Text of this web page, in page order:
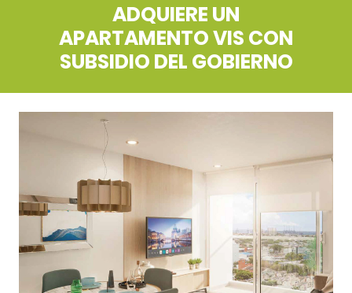
ADQUIERE UN
APARTAMENTO VIS CON
SUBSIDIO DEL GOBIERNO